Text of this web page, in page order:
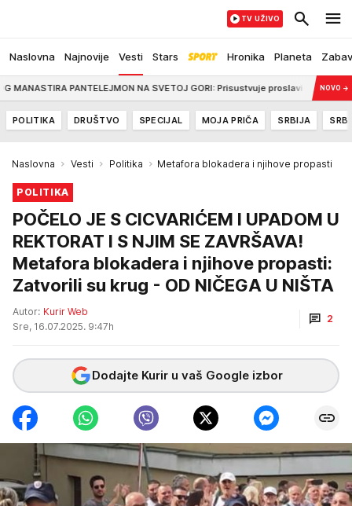
Naslovna Najnovije Vesti Stars Hronika Planeta
TV UŽIVO
PANTELEJMON NA SVETOJ GORI: Prisustvuje proslavi krsne slaveNOVO →
POLITIKA DRUŠTVO SPECIJAL MOJA PRIČA SRBIJA
Naslovna Vesti Politika Metafora blokadera i njihove propasti
POLITIKA
POČELO JE S CICVARIĆEM I UPADOM U
REKTORAT I S NJIM SE ZAVRŠAVA!
Metafora blokadera i njihove propasti:
Zatvorili su krug - OD NIČEGA U NIŠTA
Autor: Kurir Web
Sre, 16.07.2025. 9:47h
2
Dodajte Kurir u vaš Google izbor